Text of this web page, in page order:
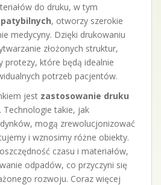
do druku, w tym
, otworzy szerokie
medycyny. Dzięki drukowaniu
złożonych struktur,
protezy, które będą idealnie
potrzeb pacjentów.
jest zastosowanie druku
. Technologie takie, jak
mogą zrewolucjonizować
i wznosimy różne obiekty.
czasu i materiałów,
odpadów, co przyczyni się
rozwoju. Coraz więcej